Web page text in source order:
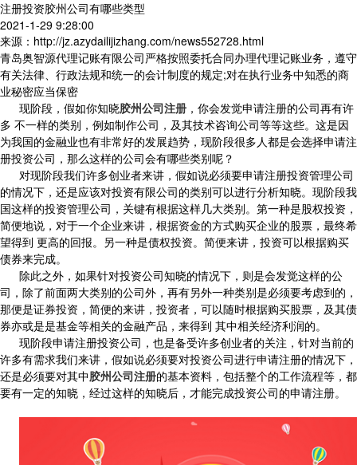
注册投资胶州公司有哪些类型
2021-1-29 9:28:00
来源：http://jz.azydailijizhang.com/news552728.html
青岛奥智源代理记账有限公司严格按照委托合同办理代理记账业务，遵守
有关法律、行政法规和统一的会计制度的规定;对在执行业务中知悉的商
业秘密应当保密
现阶段，假如你知晓胶州公司注册 ，你会发觉申请注册的公司再有许
多 不一样的类别，例如制作公司，及其技术咨询公司等等这些。这是因
为我国的金融业也有非常好的发展趋势，现阶段很多人都是会选择申请注
册投资公司，那么这样的公司会有哪些类别呢？
对现阶段我们许多创业者来讲，假如说必须要申请注册投资管理公司
的情况下，还是应该对投资有限公司的类别可以进行分析知晓。现阶段我
国这样的投资管理公司，关键有根据这样几大类别。第一种是股权投资，
简便地说，对于一个企业来讲，根据资金的方式购买企业的股票，最终希
望得到 更高的回报。另一种是债权投资。简便来讲，投资可以根据购买
债券来完成。
除此之外，如果针对投资公司知晓的情况下，则是会发觉这样的公
司，除了前面两大类别的公司外，再有另外一种类别是必须要考虑到的，
那便是证券投资，简便的来讲，投资者，可以随时根据购买股票，及其债
券亦或是是基金等相关的金融产品，来得到 其中相关经济利润的。
现阶段申请注册投资公司，也是备受许多创业者的关注，针对当前的
许多有需求我们来讲，假如说必须要对投资公司进行申请注册的情况下，
还是必须要对其中胶州公司注册的基本资料，包括整个的工作流程等，都
要有一定的知晓，经过这样的知晓后，才能完成投资公司的申请注册。